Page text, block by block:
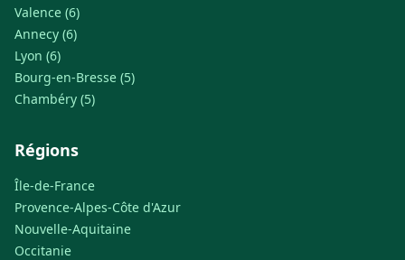
Valence (6)
Annecy (6)
Lyon (6)
Bourg-en-Bresse (5)
Chambéry (5)
Régions
Île-de-France
Provence-Alpes-Côte d'Azur
Nouvelle-Aquitaine
Occitanie